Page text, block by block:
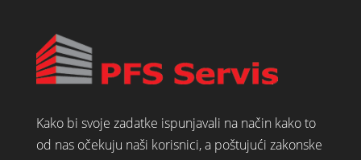
Kako bi svoje zadatke ispunjavali na način kako to
od nas očekuju naši korisnici, a poštujući zakonske